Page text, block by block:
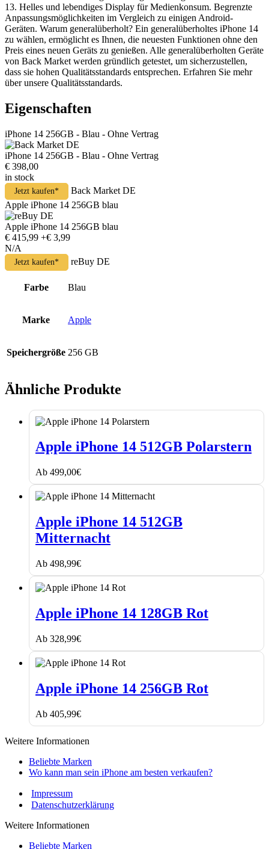
13. Helles und lebendiges Display für Medienkonsum. Begrenzte
Anpassungsmöglichkeiten im Vergleich zu einigen Android-
Geräten. Warum generalüberholt? Ein generalüberholtes iPhone 14
zu wählen, ermöglicht es Ihnen, die neuesten Funktionen ohne den
Preis eines neuen Geräts zu genießen. Alle generalüberholten Geräte
von Back Market werden gründlich getestet, um sicherzustellen,
dass sie hohen Qualitätsstandards entsprechen. Erfahren Sie mehr
über unsere Qualitätsstandards.
Eigenschaften
iPhone 14 256GB - Blau - Ohne Vertrag
iPhone 14 256GB - Blau - Ohne Vertrag
€ 398,00
in stock
Jetzt kaufen*
Back Market DE
Apple iPhone 14 256GB blau
Apple iPhone 14 256GB blau
€ 415,99 +€ 3,99
N/A
Jetzt kaufen* reBuy DE
Farbe Blau
Marke Apple
Speichergröße 256 GB
Ähnliche Produkte
iPhone
14
Polarstern
Apple iPhone 14 512GB Polarstern
Ab 499,00€
iPhone
14
512GB
Apple iPhone 14 512GB
Mitternacht
Ab 498,99€
iPhone
14
Rot
Apple iPhone 14 128GB Rot
Ab 328,99€
iPhone
14
Rot
Apple iPhone 14 256GB Rot
Ab 405,99€
Weitere Informationen
Beliebte Marken
Wo kann man sein iPhone am besten verkaufen?
Impressum
Datenschutzerklärung
Weitere Informationen
Beliebte Marken